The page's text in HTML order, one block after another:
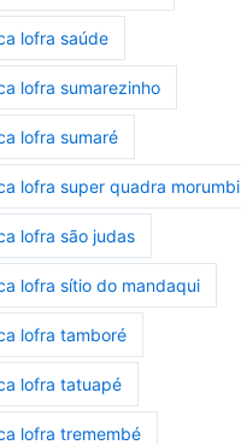
lofra saúde
lofra sumarezinho
lofra sumaré
lofra super quadra morumbi
lofra são judas
lofra sítio do mandaqui
lofra tamboré
lofra tatuapé
lofra tremembé